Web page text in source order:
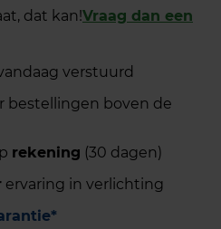
dat kan!Vraag dan een
verstuurd
bestellingen boven de
rekening (30 dagen)
ervaring in verlichting